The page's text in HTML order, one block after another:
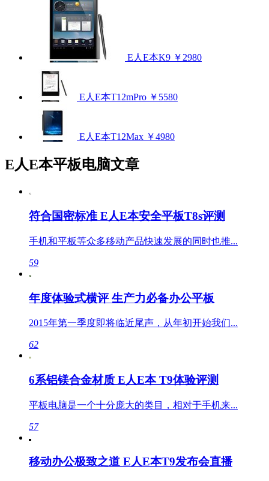
E人E本K9 ￥2980
E人E本T12mPro ￥5580
E人E本T12Max ￥4980
E人E本平板电脑文章
符合国密标准 E人E本安全平板T8s评测
手机和平板等众多移动产品快速发展的同时也推...
59
年度体验式横评 生产力必备办公平板
2015年第一季度即将临近尾声，从年初开始我们...
62
6系铝镁合金材质 E人E本 T9体验评测
平板电脑是一个十分庞大的类目，相对于手机来...
57
移动办公极致之道 E人E本T9发布会直播